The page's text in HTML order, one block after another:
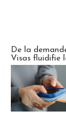
De la
Visas fluidifie